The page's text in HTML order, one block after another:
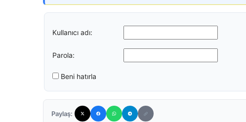
Kullanıcı adı:
Parola:
Beni hatırla
Paylaş: